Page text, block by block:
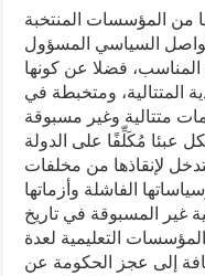
من المؤسسات المنتخبة
السياسي المسؤول
المناسب، فضلا عن كونها
المتتالية، ومتخبطة في
متتالية وغير مسبوقة
عبئا مُكَلِّفًا على الدولة
لإنقاذها من مخلفات
الفاشلة وأزماتها
غير المسبوقة في تاريخ
التعليمية لعدة
إلى عجز الحكومة عن